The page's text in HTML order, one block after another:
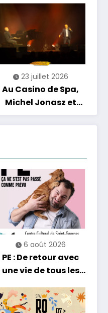
nouveautés et
grands moments de
scène
23 juillet 2026
Au Casino de Spa,
Michel Jonasz et
Alain Chamfort
célèbrent le temps
nostalgie
6 août 2026
PE : De retour avec
une vie de tous les